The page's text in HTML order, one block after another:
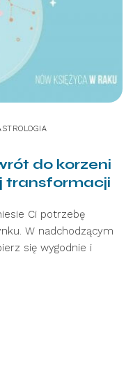
do korzeni
transformacji
Ci potrzebę
W nadchodzącym
się wygodnie i